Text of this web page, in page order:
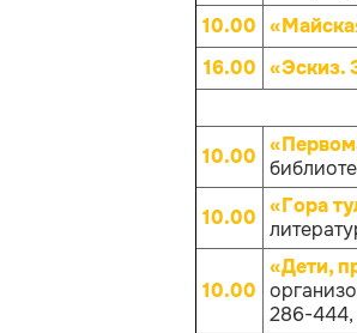
10.00
16.00 «Эскиз.
10.00
10.00 «Гора
10.00
«Дети,
286-